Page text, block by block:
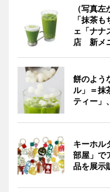
（写真
「抹茶
ェ「ナナ
店 新メ
餅のよう
ル」＝抹
ティー」
キーホル
部屋」で
品を展示